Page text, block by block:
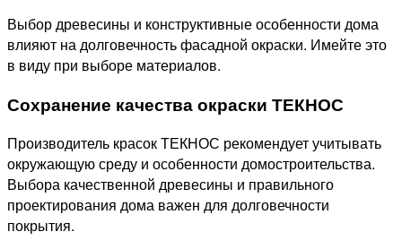
Выбор древесины и конструктивные особенности дома
влияют на долговечность фасадной окраски. Имейте это
в виду при выборе материалов.
Сохранение качества окраски ТЕКНОС
Производитель красок ТЕКНОС рекомендует учитывать
окружающую среду и особенности домостроительства.
Выбора качественной древесины и правильного
проектирования дома важен для долговечности
покрытия.